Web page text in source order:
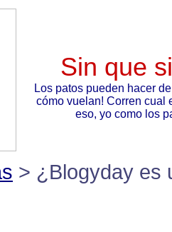
Sin que
Los patos pueden hacer
cómo vuelan! Corren cual
eso, yo como los
> ¿Blogyday es